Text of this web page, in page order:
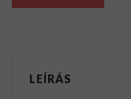
LEÍRÁS